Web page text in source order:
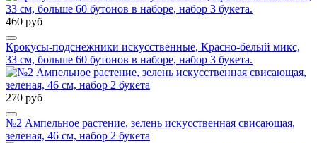
460 руб
Крокусы-подснежники искусственные, Красно-белый микс,
33 см, больше 60 бутонов в наборе, набор 3 букета.
270 руб
№2 Ампельное растение, зелень искусственная свисающая,
зеленая, 46 см, набор 2 букета